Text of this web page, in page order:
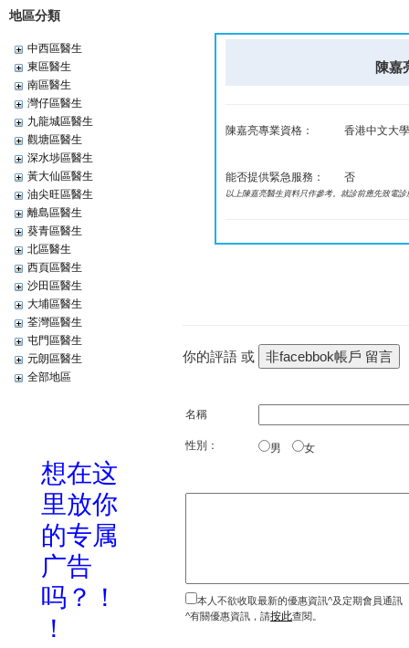
地區分類
中西區醫生
東區醫生
南區醫生
灣仔區醫生
九龍城區醫生
觀塘區醫生
深水埗區醫生
黃大仙區醫生
油尖旺區醫生
離島區醫生
葵青區醫生
北區醫生
西頁區醫生
沙田區醫生
大埔區醫生
荃灣區醫生
屯門區醫生
元朗區醫生
全部地區
陳嘉
陳嘉亮專業資格： 香港中文大
能否提供緊急服務： 否
以上陳嘉亮醫生資料只作參考。就診前應先致電
你的評語 或
名稱
性別： 男 女
本人不欲收取最新的優惠資訊^及定期會員通訊
^有關優惠資訊，請按此查閱。